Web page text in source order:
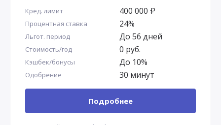
Кред. лимит 400 000 Р
Процентная ставка 24%
Льгот. период До 56 дней
Стоимость/год 0 руб.
Кэшбек/бонусы До 10%
Одобрение 30 минут
Подробнее